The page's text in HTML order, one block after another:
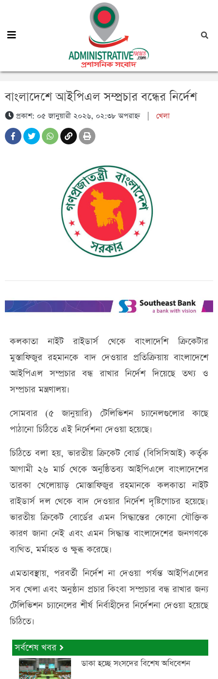
বাংলাদেশে আইপিএল সম্প্রচার বন্ধের নির্দেশ
প্রকাশ: ০৫ জানুয়ারী ২০২৬, ০২:৩৮ অপরাহ্ন| খেলা
কলকাতা নাইট রাইডার্স থেকে বাংলাদেশি ক্রিকেটার
মুস্তাফিজুর রহমানকে বাদ দেওয়ার প্রতিক্রিয়ায় বাংলাদেশে
আইপিএল সম্প্রচার বন্ধ রাখার নির্দেশ দিয়েছে তথ্য ও
সম্প্রচার মন্ত্রণালয়।
সোমবার (৫ জানুয়ারি) টেলিভিশন চ্যানেলগুলোর কাছে
পাঠানো চিঠিতে এই নির্দেশনা দেওয়া হয়েছে।
চিঠিতে বলা হয়, ভারতীয় ক্রিকেট বোর্ড (বিসিসিআই) কর্তৃক
আগামী ২৬ মার্চ থেকে অনুষ্ঠিতব্য আইপিএলে বাংলাদেশের
তারকা খেলোয়াড় মোস্তাফিজুর রহমানকে কলকাতা নাইট
রাইডার্স দল থেকে বাদ দেওয়ার নির্দেশ দৃষ্টিগোচর হয়েছে।
ভারতীয় ক্রিকেট বোর্ডের এমন সিদ্ধান্তের কোনো যৌক্তিক
কারণ জানা নেই এবং এমন সিদ্ধান্ত বাংলাদেশের জনগণকে
ব্যথিত, মর্মাহত ও ক্ষুব্ধ করেছে।
এমতাবস্থায়, পরবর্তী নির্দেশ না দেওয়া পর্যন্ত আইপিএলের
সব খেলা এবং অনুষ্ঠান প্রচার কিংবা সম্প্রচার বন্ধ রাখার জন্য
টেলিভিশন চ্যানেলের শীর্ষ নির্বাহীদের নির্দেশনা দেওয়া হয়েছে
চিঠিতে।
সর্বশেষ খবর
ডাকা হচ্ছে সংসদের বিশেষ অধিবেশন